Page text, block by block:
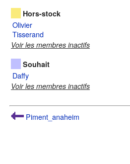
Hors-stock
Olivier
Tisserand
Voir les membres inactifs
Souhait
Daffy
Voir les membres inactifs
Piment_anaheim